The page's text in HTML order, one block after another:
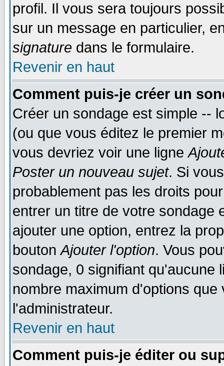
profil. Il vous sera toujours
sur un message en particulier,
signature dans le formulaire.
Revenir en haut
Comment puis-je créer un
Créer un sondage est simple --
(ou que vous éditez le premier
vous devriez voir une ligne
Poster un nouveau sujet. Si
probablement pas les droits
entrer un titre de votre sondage
ajouter une option, entrez la
boutonAjouter l'option. Vous
sondage, 0 signifiant qu'aucune
nombre maximum d'options
l'administrateur.
Revenir en haut
Comment puis-je éditer ou